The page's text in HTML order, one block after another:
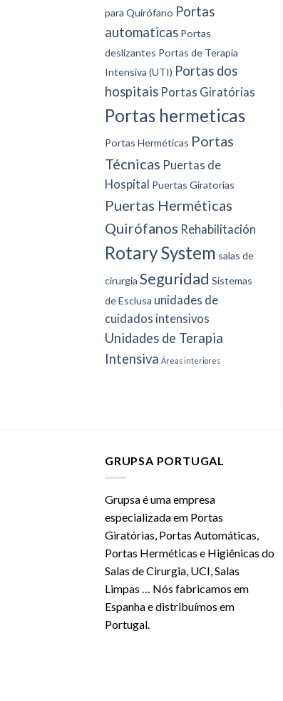
para Quirófano Portas
automaticas Portas
deslizantes Portas de Terapia
Intensiva (UTI) Portas dos
hospitais Portas Giratórias
Portas hermeticas
Portas Herméticas Portas
Técnicas Puertas de
Hospital Puertas Giratorias
Puertas Herméticas
Quirófanos Rehabilitación
Rotary System salas de
cirurgia Seguridad Sistemas
de Esclusa unidades de
cuidados intensivos
Unidades de Terapia
Intensiva Áreas interiores
GRUPSA PORTUGAL
Grupsa é uma empresa
especializada em Portas
Giratórias, Portas Automáticas,
Portas Herméticas e Higiênicas do
Salas de Cirurgia, UCI, Salas
Limpas … Nós fabricamos em
Espanha e distribuímos em
Portugal.